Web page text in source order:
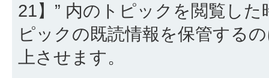
21】” 内のトピックを閲覧し
ピックの既読情報を保管する
上させます。